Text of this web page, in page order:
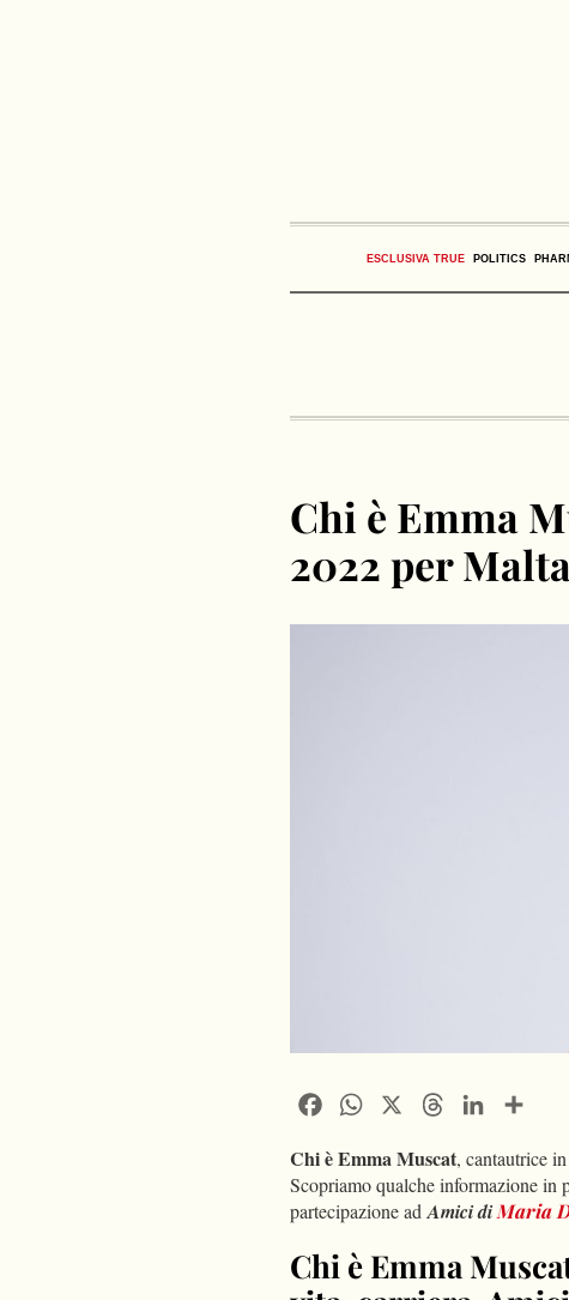
ESCLUSIVA TRUE POLITICS
Chi è Emma
2022 per
FacebookWhatsApp ThreadsLinkedIn
Chi è Emma Muscat, cantautrice
Scopriamo qualche informazione in
partecipazione adAmici diMaria
Chi è Emma